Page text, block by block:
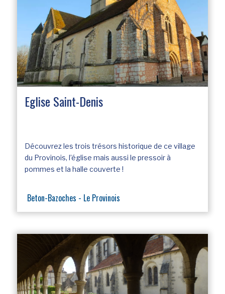
Eglise Saint-Denis
Découvrez les trois trésors historique de ce village
du Provinois, l’église mais aussi le pressoir à
pommes et la halle couverte !
Beton-Bazoches - Le Provinois